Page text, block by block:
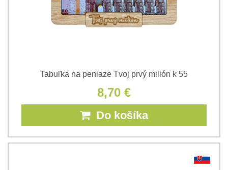
Tabuľka na peniaze Tvoj prvý milión k 55
8,70 €
Do košíka